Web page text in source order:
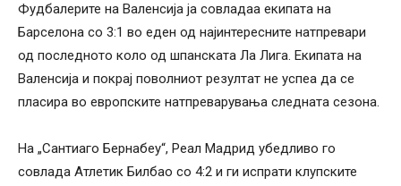
Фудбалерите на Валенсија ја совладаа екипата на
Барселона со 3:1 во еден од најинтересните натпревари
од последното коло од шпанската Ла Лига. Екипата на
Валенсија и покрај поволниот резултат не успеа да се
пласира во европските натпреварувања следната сезона.
На „Сантиаго Бернабеу“, Реал Мадрид убедливо го
совлада Атлетик Билбао со 4:2 и ги испрати клупските